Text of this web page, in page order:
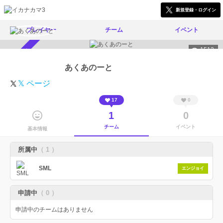
新規登録・ログイン
プレイヤー チーム イベント
1512
あくあのーと
𝕏 ページ
基本情報
17
1
チーム
0
0
イベント
所属中 （ 1 ）
SML エンジョイ
申請中 （ 0 ）
申請中のチームはありません